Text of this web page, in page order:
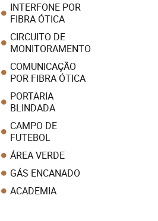
INTERFONE POR
FIBRA ÓTICA
CIRCUITO DE
MONITORAMENTO
COMUNICAÇÃO
POR FIBRA ÓTICA
PORTARIA
BLINDADA
CAMPO DE
FUTEBOL
ÁREA VERDE
GÁS ENCANADO
ACADEMIA